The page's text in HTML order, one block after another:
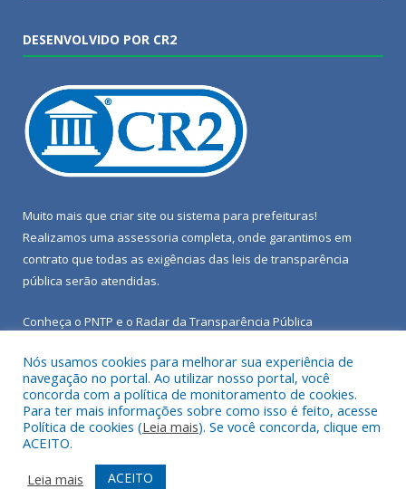
DESENVOLVIDO POR CR2
Muito mais que criar site ou sistema para prefeituras!
Realizamos uma assessoria completa, onde garantimos em
contrato que todas as exigências das leis de transparência
pública serão atendidas.
Conheça o PNTP e o Radar da Transparência Pública
Todos os direitos reservados a Câmara Municipal de Porto de
Moz.
Mapa do Site
Acessar Área Administrativa
Nós usamos cookies para melhorar sua experiência de
navegação no portal. Ao utilizar nosso portal, você
concorda com a política de monitoramento de cookies.
Para ter mais informações sobre como isso é feito, acesse
Política de cookies (Leia mais). Se você concorda, clique em
ACEITO.
Leia mais
ACEITO